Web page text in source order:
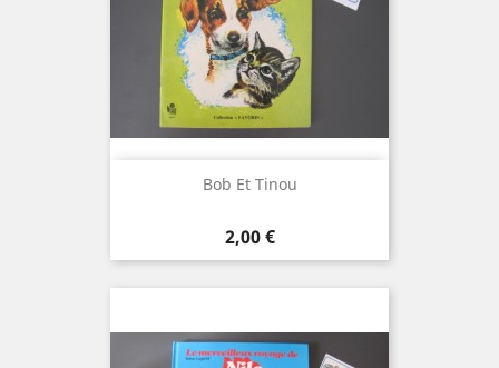
Bob Et Tinou
Prix
2,00 €